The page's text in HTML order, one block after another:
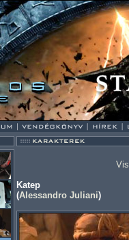
Katep
(Alessandro Juliani)